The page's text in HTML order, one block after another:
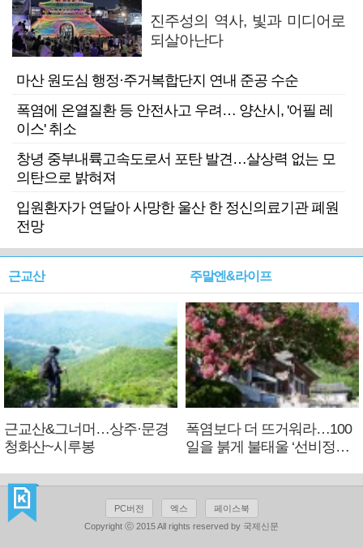
진주성의 역사, 빛과 미디어로
되살아난다
마산 원도심 행정·주거복합단지 연내 준공 수순
폭염에 온열질환 등 안전사고 우려… 양산시, '어필 레
이스' 취소
창녕 중부내륙고속도로서 포탄 발견…살상력 없는 모
의탄으로 밝혀져
입원환자가 연달아 사망한 울산 한 정신의료기관 폐원
전망
근교산
근교산&그너머…상주·문경
청화산~시루봉
주말엔&라이프
폭염보다 더 뜨거워라…100
일을 붉게 불태울 ‘선비정신’
PC버전 엑스
페이스북
Copyright ⓒ 2015 All rights reserved by 국제신문